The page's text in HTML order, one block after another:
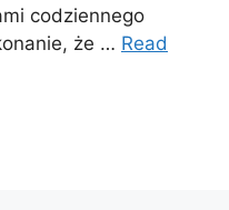
codziennego
że … Read